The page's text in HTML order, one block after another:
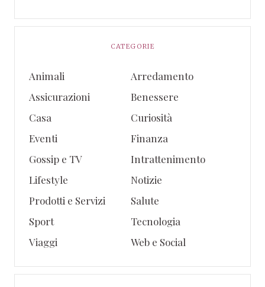
CATEGORIE
Animali
Arredamento
Assicurazioni
Benessere
Casa
Curiosità
Eventi
Finanza
Gossip e TV
Intrattenimento
Lifestyle
Notizie
Prodotti e Servizi
Salute
Sport
Tecnologia
Viaggi
Web e Social